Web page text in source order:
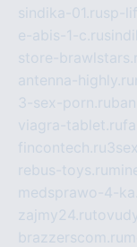
sindika-01.rusp-
e-abis-1-c.ru
store-
antenna-highly.ru
3-sex-porn.ru
viagra-tablet.ru
fincontech.ru
rebus-toys.ru
medsprawo-4-
zajmy24.ru
brazzerscom.ru